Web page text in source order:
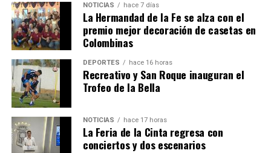
4º DÍA DE LAS FIESTAS COLOMBINAS 2026
hace 6 días· Huelvatv
NOTICIAS hace 7 días
La Hermandad de la Fe se alza con el
premio mejor decoración de casetas en
Colombinas
DEPORTES hace 16 horas
Recreativo y San Roque inauguran el
Trofeo de la Bella
NOTICIAS hace 17 horas
La Feria de la Cinta regresa con
conciertos y dos escenarios